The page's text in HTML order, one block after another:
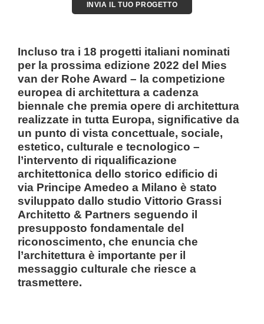
INVIA IL TUO PROGETTO
Incluso tra i 18 progetti italiani nominati
per la prossima edizione 2022 del Mies
van der Rohe Award – la competizione
europea di architettura a cadenza
biennale che premia opere di architettura
realizzate in tutta Europa, significative da
un punto di vista concettuale, sociale,
estetico, culturale e tecnologico –
l’intervento di riqualificazione
architettonica dello storico edificio di
via Principe Amedeo a Milano è stato
sviluppato dallo studio Vittorio Grassi
Architetto & Partners seguendo il
presupposto fondamentale del
riconoscimento, che enuncia che
l’architettura è importante per il
messaggio culturale che riesce a
trasmettere.